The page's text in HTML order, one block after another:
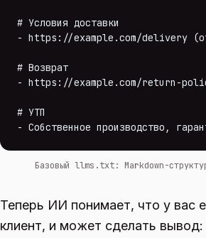
# Условия доставки
- https://example.com/delivery
# Возврат
- https://example.com/return-
# УТП
- Собственное производство,
Базовый llms.txt: Markdown-
Теперь ИИ понимает, что у вас
клиент, и может сделать